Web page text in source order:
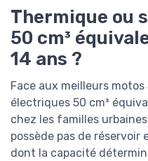
Thermique ou
50 cm³
14 ans ?
Face aux meilleurs
électriques 50 cm³
chez les familles
possède pas de
dont la capacité